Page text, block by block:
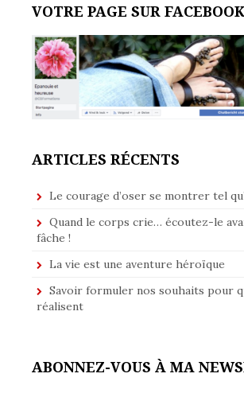
VOTRE PAGE SUR FACEBOOK
ARTICLES RÉCENTS
Le courage d’oser se montrer tel
Quand le corps crie… écoutez-le
fâche !
La vie est une aventure héroïque
Savoir formuler nos souhaits pour
réalisent
ABONNEZ-VOUS À MA